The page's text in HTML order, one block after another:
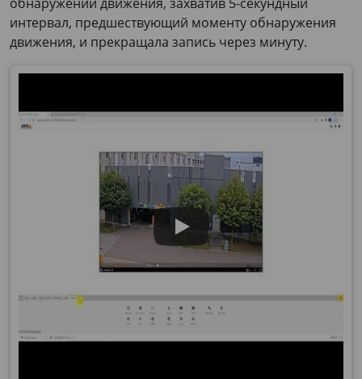
интервал, предшествующий моменту обнаружения
движения, и прекращала запись через минуту.